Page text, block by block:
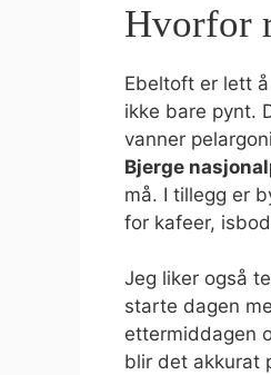
Hvorfor
Ebeltoft er lett
ikke bare pynt.
vanner
Bjerge
må. I tillegg er
for kafeer,
Jeg liker også
starte dagen
ettermiddagen
blir det akkurat